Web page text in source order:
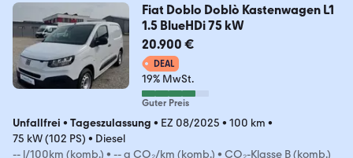
Fiat Doblo Doblò Kastenwagen L1
1.5 BlueHDi 75 kW
20.900 €
DEAL
19% MwSt.
Guter Preis
Unfallfrei • Tageszulassung • EZ 08/2025 • 100 km •
75 kW (102 PS) • Diesel
-- l/100km (komb.) • -- g CO₂/km (komb.) • CO₂-Klasse B (komb.)